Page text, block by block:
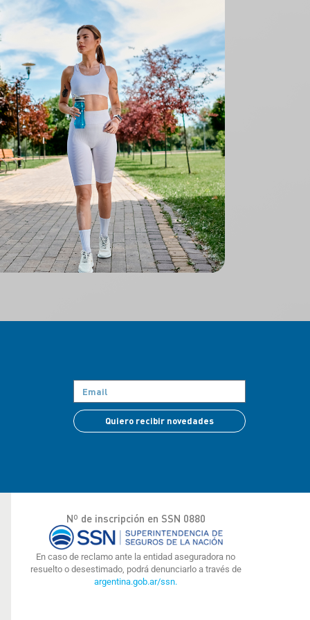
Quiero recibir novedades
Nº de inscripción en SSN 0880
En caso de reclamo ante la entidad aseguradora no
resuelto o desestimado, podrá denunciarlo a través de
argentina.gob.ar/ssn.